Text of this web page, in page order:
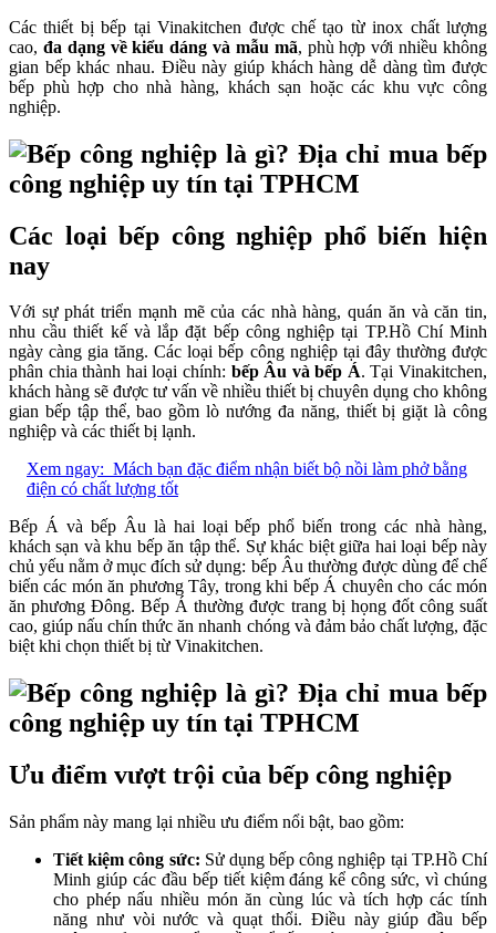
Các thiết bị bếp tại Vinakitchen được chế tạo từ inox chất lượng
cao, đa dạng về kiểu dáng và mẫu mã, phù hợp với nhiều không
gian bếp khác nhau. Điều này giúp khách hàng dễ dàng tìm được
bếp phù hợp cho nhà hàng, khách sạn hoặc các khu vực công
nghiệp.
Các loại bếp công nghiệp phổ biến hiện
nay
Với sự phát triển mạnh mẽ của các nhà hàng, quán ăn và căn tin,
nhu cầu thiết kế và lắp đặt bếp công nghiệp tại TP.Hồ Chí Minh
ngày càng gia tăng. Các loại bếp công nghiệp tại đây thường được
phân chia thành hai loại chính: bếp Âu và bếp Á. Tại Vinakitchen,
khách hàng sẽ được tư vấn về nhiều thiết bị chuyên dụng cho không
gian bếp tập thể, bao gồm lò nướng đa năng, thiết bị giặt là công
nghiệp và các thiết bị lạnh.
Xem ngay: Mách bạn đặc điểm nhận biết bộ nồi làm phở bằng
điện có chất lượng tốt
Bếp Á và bếp Âu là hai loại bếp phổ biến trong các nhà hàng,
khách sạn và khu bếp ăn tập thể. Sự khác biệt giữa hai loại bếp này
chủ yếu nằm ở mục đích sử dụng: bếp Âu thường được dùng để chế
biến các món ăn phương Tây, trong khi bếp Á chuyên cho các món
ăn phương Đông. Bếp Á thường được trang bị họng đốt công suất
cao, giúp nấu chín thức ăn nhanh chóng và đảm bảo chất lượng, đặc
biệt khi chọn thiết bị từ Vinakitchen.
Ưu điểm vượt trội của bếp công nghiệp
Sản phẩm này mang lại nhiều ưu điểm nổi bật, bao gồm:
Tiết kiệm công sức: Sử dụng bếp công nghiệp tại TP.Hồ Chí
Minh giúp các đầu bếp tiết kiệm đáng kể công sức, vì chúng
cho phép nấu nhiều món ăn cùng lúc và tích hợp các tính
năng như vòi nước và quạt thổi. Điều này giúp đầu bếp